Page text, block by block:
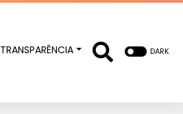
TRANSPARÊNCIA DARK